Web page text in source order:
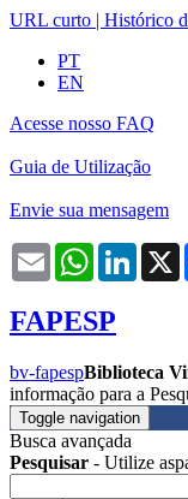
URL curto | Histórico
PT
EN
Acesse nosso FAQ
Guia de Utilização
Envie sua mensagem
Email WhatsApp
FAPESP
bv-fapespBiblioteca
informação para a
Toggle navigation
Busca avançada
Pesquisar - Utilize